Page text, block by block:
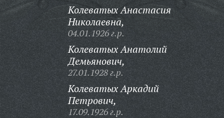
Колеватых Анастасия
Николаевна,
04.01.1926 г.р.
Колеватых Анатолий
Демьянович,
27.01.1928 г.р.
Колеватых Аркадий
Петрович,
17.09.1926 г.р.